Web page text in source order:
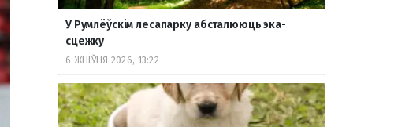
У Румлёўскім лесапарку абсталююць эка-
сцежку
6 ЖНІЎНЯ 2026, 13:22